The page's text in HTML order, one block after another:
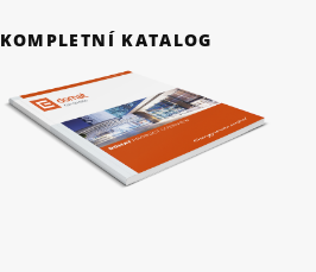
KOMPLETNÍ KATALOG